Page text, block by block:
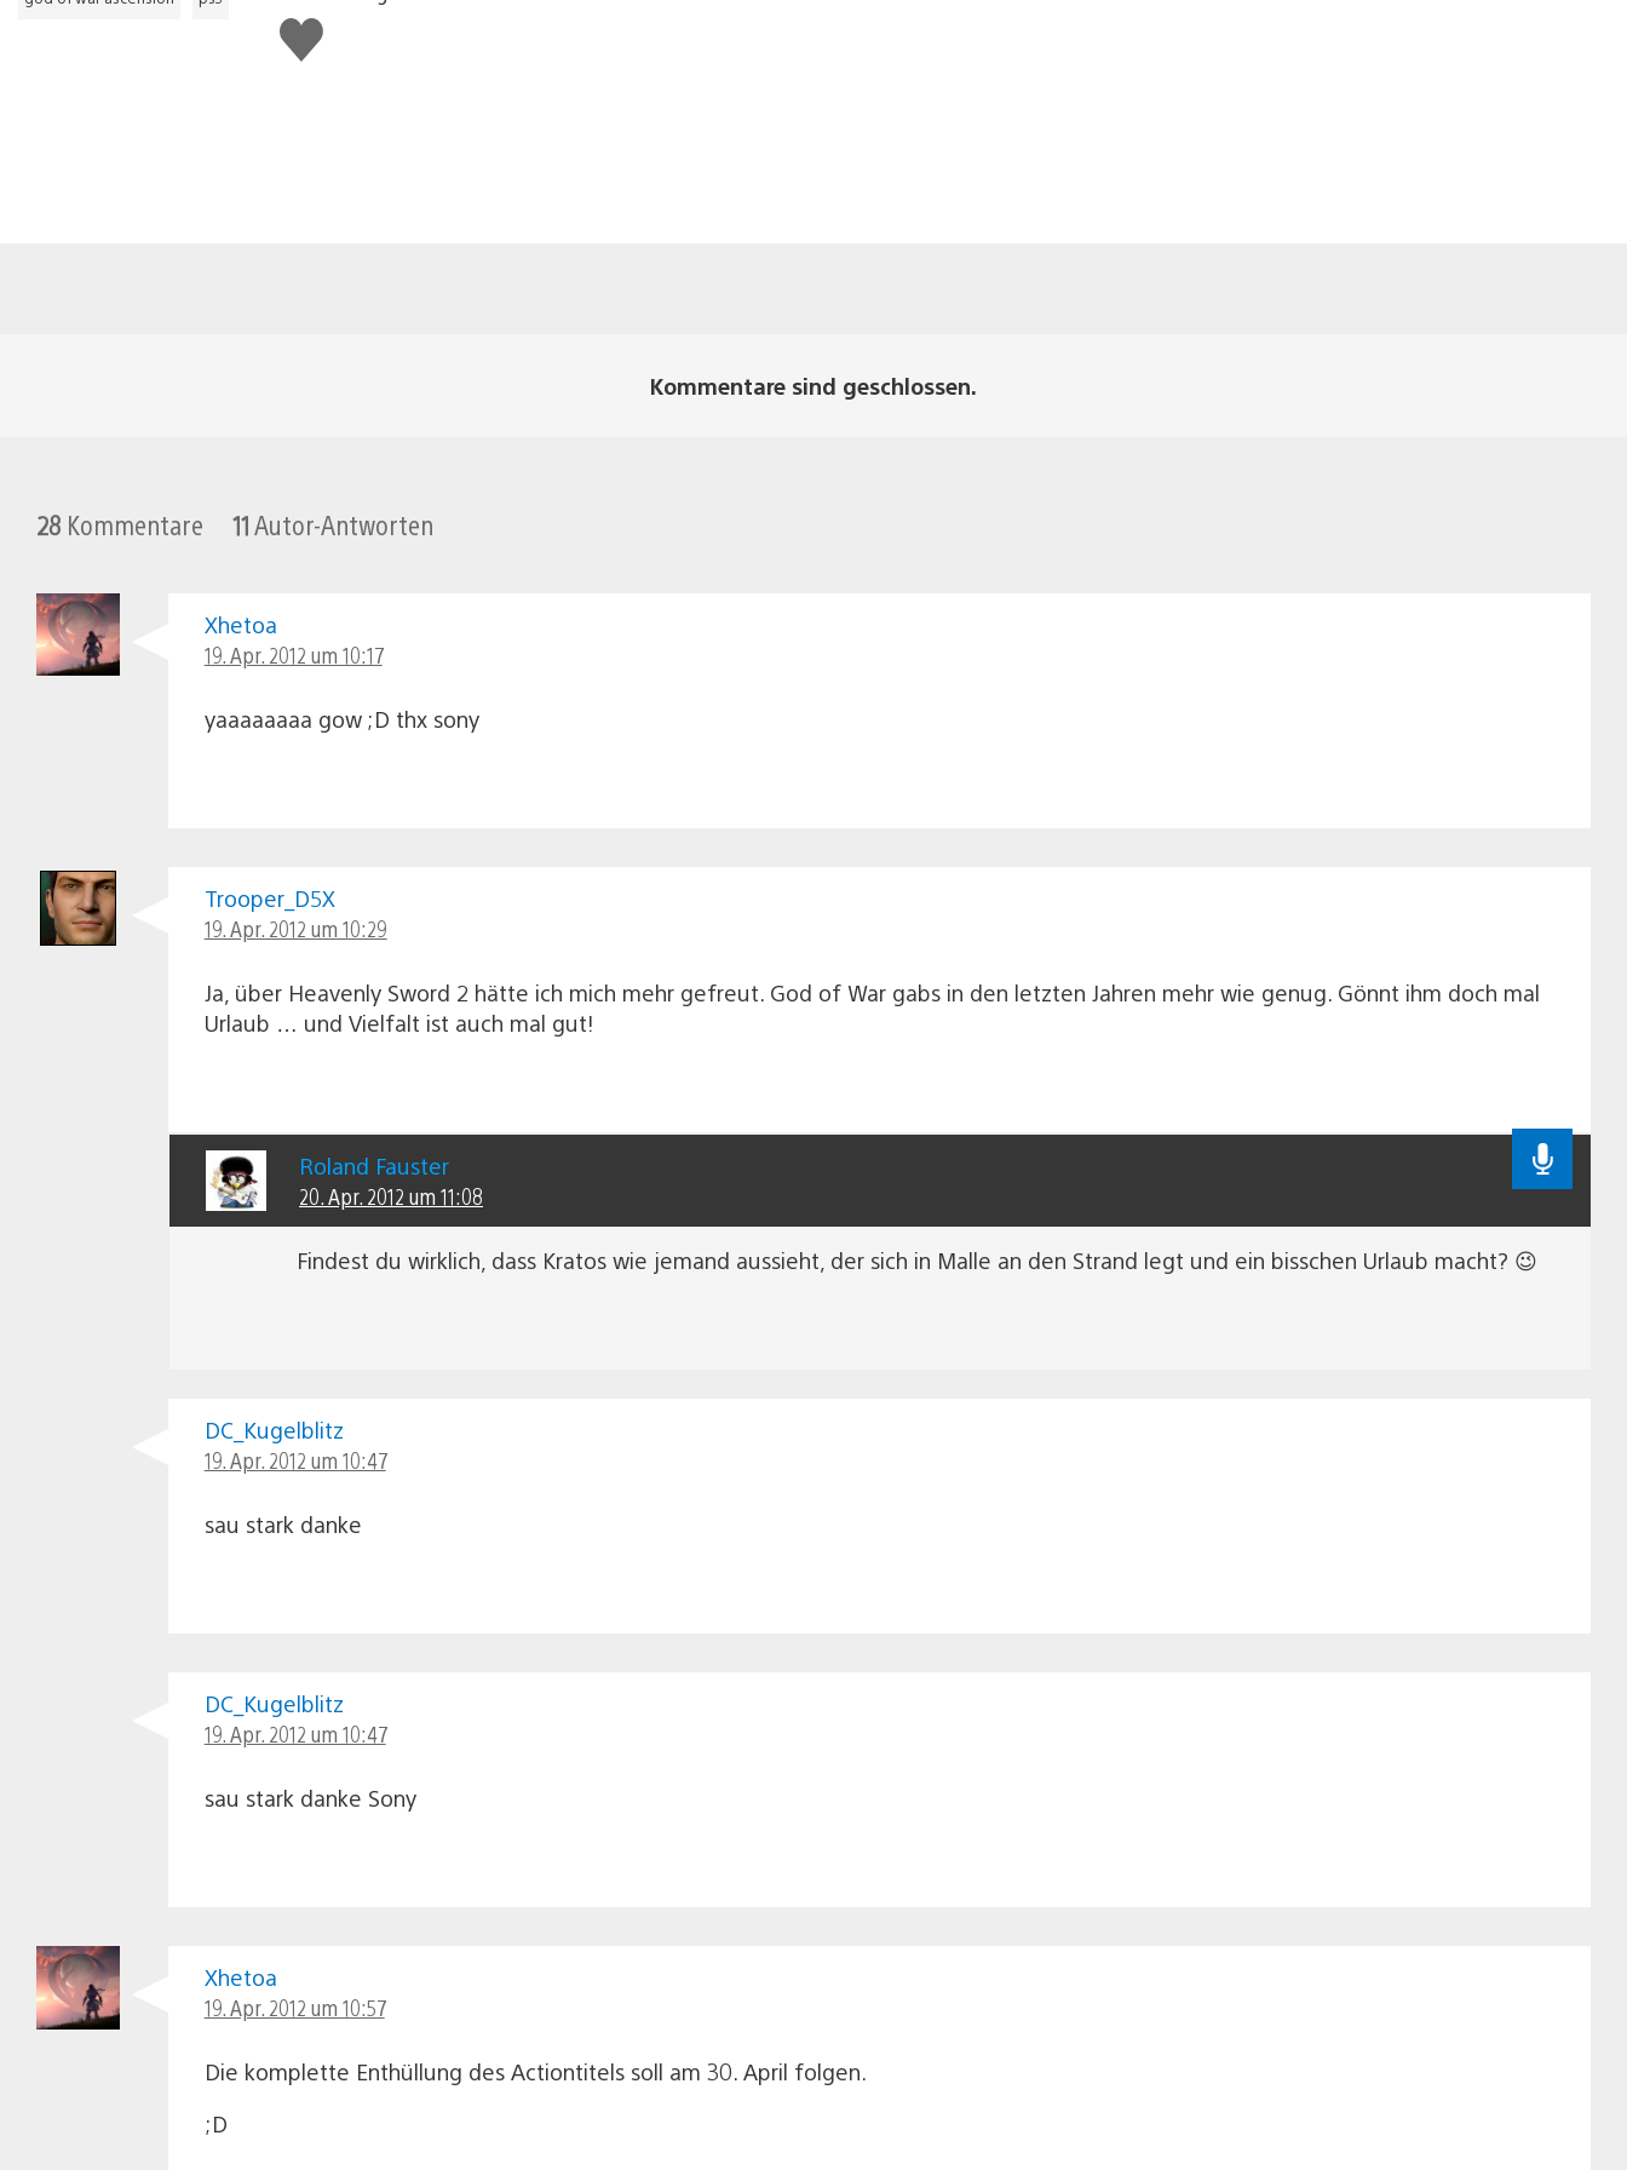
Gefällt
mir
Kommentare sind geschlossen.
28 Kommentare 11 Autor-Antworten
Xhetoa
19. Apr. 2012 um 10:17
yaaaaaaaa gow ;D thx sony
Trooper_D5X
19. Apr. 2012 um 10:29
Ja, über Heavenly Sword 2 hätte ich mich mehr gefreut. God of War gabs in den letzten Jahren mehr wie genug. Gönnt ihm doch mal
Urlaub … und Vielfalt ist auch mal gut!
Roland Fauster
20. Apr. 2012 um 11:08
Findest du wirklich, dass Kratos wie jemand aussieht, der sich in Malle an den Strand legt und ein bisschen Urlaub macht? 😉
DC_Kugelblitz
19. Apr. 2012 um 10:47
sau stark danke
DC_Kugelblitz
19. Apr. 2012 um 10:47
sau stark danke Sony
Xhetoa
19. Apr. 2012 um 10:57
Die komplette Enthüllung des Actiontitels soll am 30. April folgen.
;D